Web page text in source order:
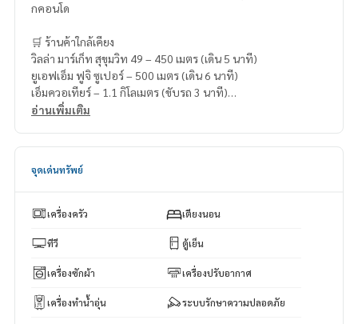
กคอนโด
🛒 ร้านค้าใกล้เคียง
วิลล่า มาร์เก็ท สุขุมวิท 49 – 450 เมตร (เดิน 5 นาที)
ยูเอฟเอ็ม ฟูจิ ซูเปอร์ – 500 เมตร (เดิน 6 นาที)
เอ็มควอเทียร์ – 1.1 กิโลเมตร (ขับรถ 3 นาที)
ดิ เอ็มโพเรียม – 1.2 กิโลเมตร (ขับรถ 5 นาที)
อ่านเพิ่มเติม
จุดเด่นทรัพย์
เครื่องครัว เตียงนอน
ทีวี ตู้เย็น
เครื่องซักผ้า เครื่องปรับอากาศ
เครื่องทำน้ำอุ่น ระบบรักษาความปลอดภัย